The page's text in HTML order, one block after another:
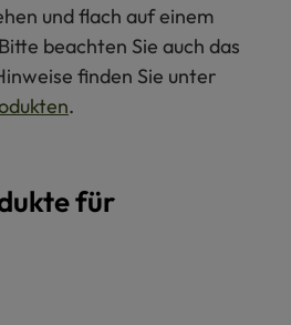
und flach auf einem
beachten Sie auch das
finden Sie unter
.
für